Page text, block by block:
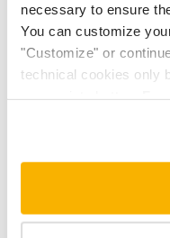
necessary to ensure
You can customize
"Customize" or
technical cookies only
Verifica le tariffe
ns.booking online.
TASSA DI
€ 1,50 a persona